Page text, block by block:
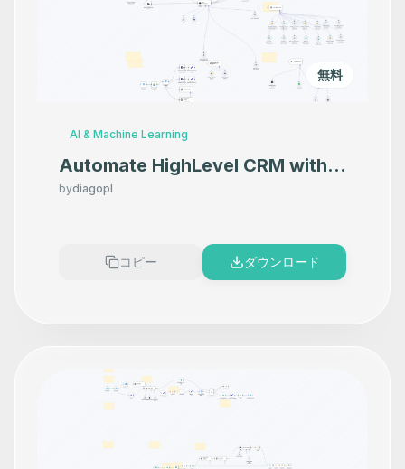
無料
AI & Machine Learning
Automate HighLevel CRM with
GPT-5, Knowledge Retrieval &
bydiagopl
コピー ダウンロード